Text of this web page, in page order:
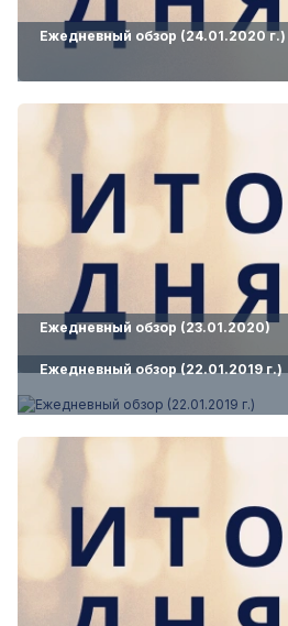
Ежедневный обзор (24.01.2020 г.)
Ежедневный обзор (23.01.2020)
Ежедневный обзор (22.01.2019 г.)